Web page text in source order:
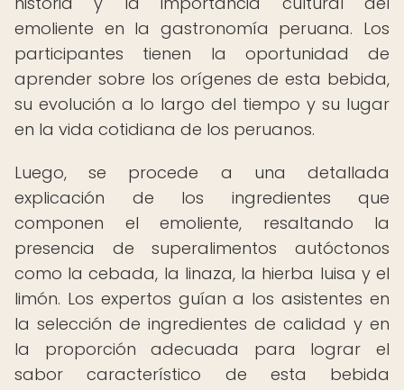
emoliente en la gastronomía peruana. Los
participantes tienen la oportunidad de
aprender sobre los orígenes de esta bebida,
su evolución a lo largo del tiempo y su lugar
en la vida cotidiana de los peruanos.
Luego, se procede a una detallada
explicación de los ingredientes que
componen el emoliente, resaltando la
presencia de superalimentos autóctonos
como la cebada, la linaza, la hierba luisa y el
limón. Los expertos guían a los asistentes en
la selección de ingredientes de calidad y en
la proporción adecuada para lograr el
sabor característico de esta bebida